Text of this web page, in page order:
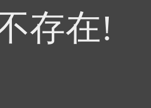
存在!